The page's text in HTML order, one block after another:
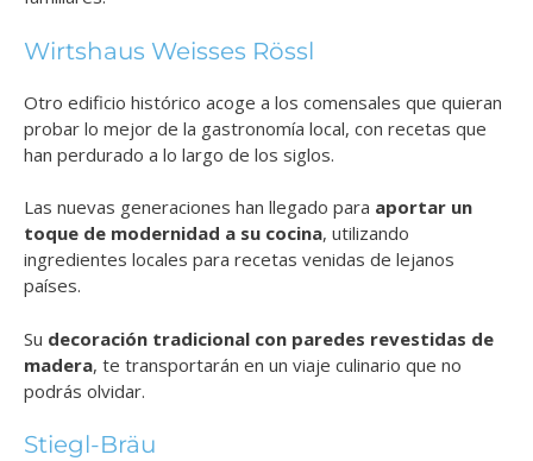
Wirtshaus Weisses Rössl
Otro edificio histórico acoge a los comensales que quieran
probar lo mejor de la gastronomía local, con recetas que
han perdurado a lo largo de los siglos.
Las nuevas generaciones han llegado para aportar un
toque de modernidad a su cocina, utilizando
ingredientes locales para recetas venidas de lejanos
países.
Su decoración tradicional con paredes revestidas de
madera, te transportarán en un viaje culinario que no
podrás olvidar.
Stiegl-Bräu